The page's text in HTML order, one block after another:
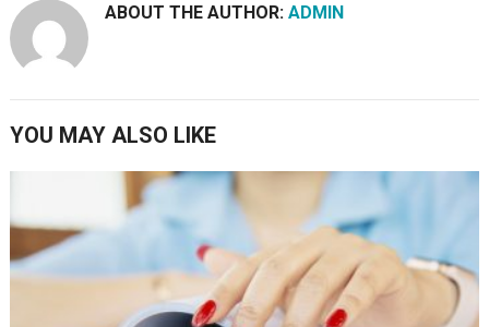
ABOUT THE AUTHOR: ADMIN
YOU MAY ALSO LIKE